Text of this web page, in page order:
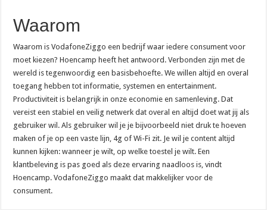
Waarom
Waarom is VodafoneZiggo een bedrijf waar iedere consument voor
moet kiezen? Hoencamp heeft het antwoord. Verbonden zijn met de
wereld is tegenwoordig een basisbehoefte. We willen altijd en overal
toegang hebben tot informatie, systemen en entertainment.
Productiviteit is belangrijk in onze economie en samenleving. Dat
vereist een stabiel en veilig netwerk dat overal en altijd doet wat jij als
gebruiker wil. Als gebruiker wil je je bijvoorbeeld niet druk te hoeven
maken of je op een vaste lijn, 4g of Wi-Fi zit. Je wil je content altijd
kunnen kijken: wanneer je wilt, op welke toestel je wilt. Een
klantbeleving is pas goed als deze ervaring naadloos is, vindt
Hoencamp. VodafoneZiggo maakt dat makkelijker voor de
consument.